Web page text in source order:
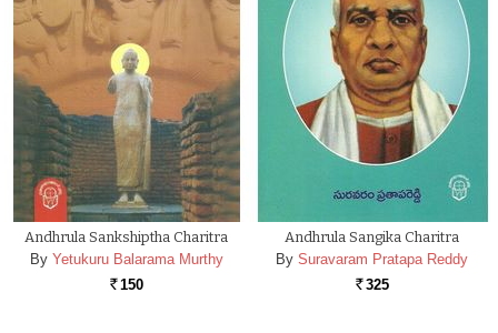
Andhrula Sankshiptha Charitra
By Yetukuru Balarama Murthy
Rs. 150
Andhrula Sangika Charitra
By Suravaram Pratapa Reddy
Rs. 325